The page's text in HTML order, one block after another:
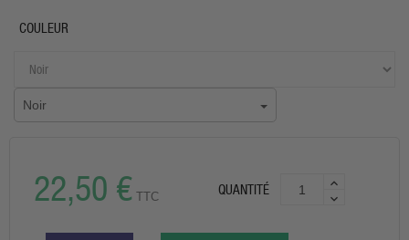
COULEUR
Noir
22,50 € TTC QUANTITÉ